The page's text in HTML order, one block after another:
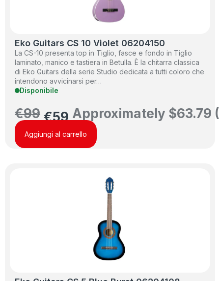
Eko Guitars CS 10 Violet 06204150
La CS-10 presenta top in Tiglio, fasce e fondo in Tiglio
laminato, manico e tastiera in Betulla. È la chitarra classica
di Eko Guitars della serie Studio dedicata a tutti coloro che
intendono avvicinarsi per…
Disponibile
€99 €59 Approximately $63.79
Aggiungi al carrello